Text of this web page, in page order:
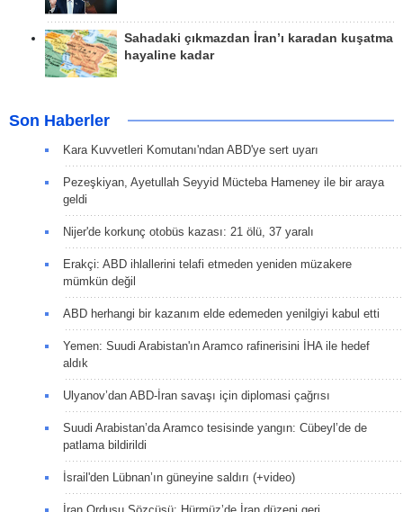
Sahadaki çıkmazdan İran’ı karadan kuşatma
hayaline kadar
Son Haberler
Kara Kuvvetleri Komutanı'ndan ABD'ye sert uyarı
Pezeşkiyan, Ayetullah Seyyid Mücteba Hameney ile bir araya
geldi
Nijer'de korkunç otobüs kazası: 21 ölü, 37 yaralı
Erakçi: ABD ihlallerini telafi etmeden yeniden müzakere
mümkün değil
ABD herhangi bir kazanım elde edemeden yenilgiyi kabul etti
Yemen: Suudi Arabistan'ın Aramco rafinerisini İHA ile hedef
aldık
Ulyanov’dan ABD-İran savaşı için diplomasi çağrısı
Suudi Arabistan’da Aramco tesisinde yangın: Cübeyl’de de
patlama bildirildi
İsrail'den Lübnan’ın güneyine saldırı (+video)